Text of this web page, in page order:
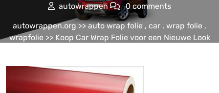
autowrappen 0 comments
autowrappen.org >> auto wrap folie , car , wrap folie ,
wrapfolie>> Koop Car Wrap Folie voor een Nieuwe Look